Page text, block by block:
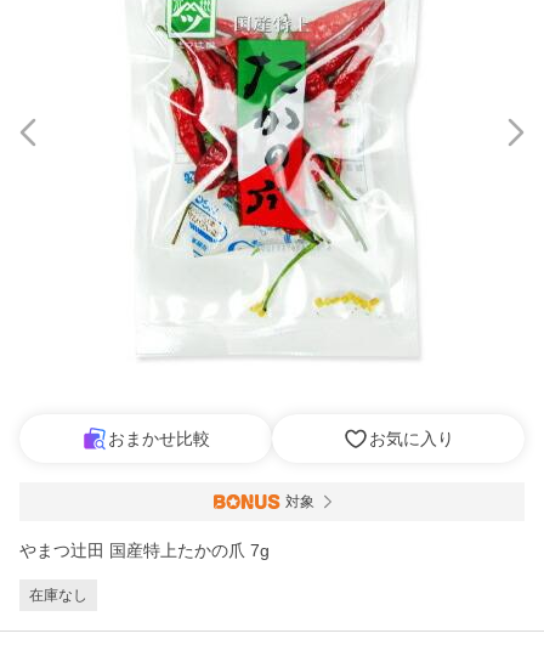
おまかせ比較 お気に入り
対象
やまつ辻田 国産特上たかの爪 7g
在庫なし